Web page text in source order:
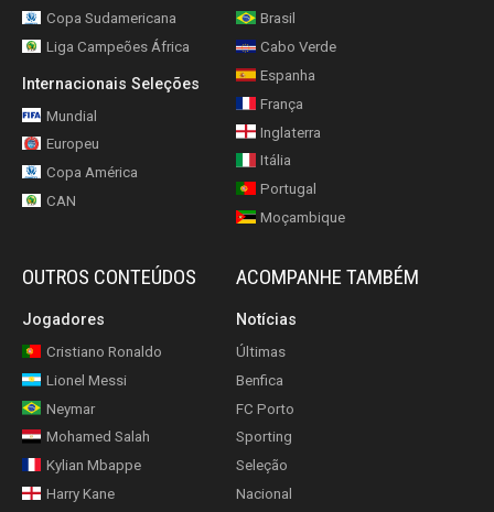
Copa Sudamericana
Liga Campeões África
Internacionais Seleções
Mundial
Europeu
Copa América
CAN
Brasil
Cabo Verde
Espanha
França
Inglaterra
Itália
Portugal
Moçambique
OUTROS CONTEÚDOS
Jogadores
Cristiano Ronaldo
Lionel Messi
Neymar
Mohamed Salah
Kylian Mbappe
Harry Kane
ACOMPANHE TAMBÉM
Notícias
Últimas
Benfica
FC Porto
Sporting
Seleção
Nacional